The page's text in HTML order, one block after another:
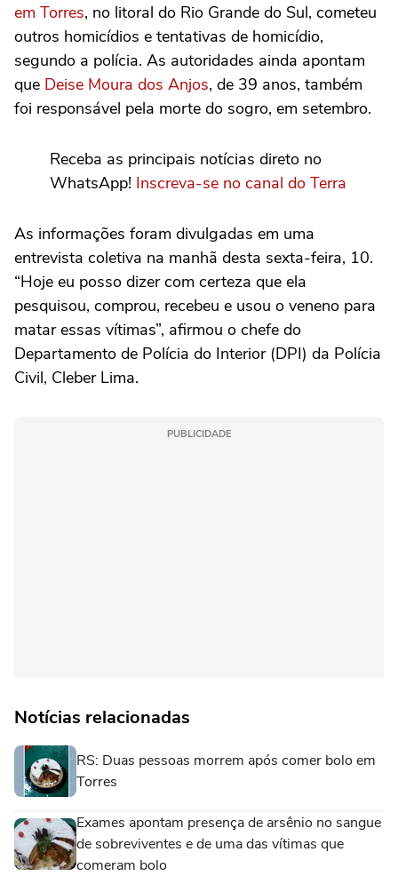
em Torres, no litoral do Rio Grande do Sul, cometeu
outros homicídios e tentativas de homicídio,
segundo a polícia. As autoridades ainda apontam
que Deise Moura dos Anjos, de 39 anos, também
foi responsável pela morte do sogro, em setembro.
Receba as principais notícias direto no
WhatsApp! Inscreva-se no canal do Terra
As informações foram divulgadas em uma
entrevista coletiva na manhã desta sexta-feira, 10.
“Hoje eu posso dizer com certeza que ela
pesquisou, comprou, recebeu e usou o veneno para
matar essas vítimas”, afirmou o chefe do
Departamento de Polícia do Interior (DPI) da Polícia
Civil, Cleber Lima.
PUBLICIDADE
Notícias relacionadas
RS: Duas pessoas morrem após comer bolo em
Torres
Exames apontam presença de arsênio no sangue
de sobreviventes e de uma das vítimas que
comeram bolo